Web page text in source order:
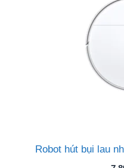
Robot hút bụi lau